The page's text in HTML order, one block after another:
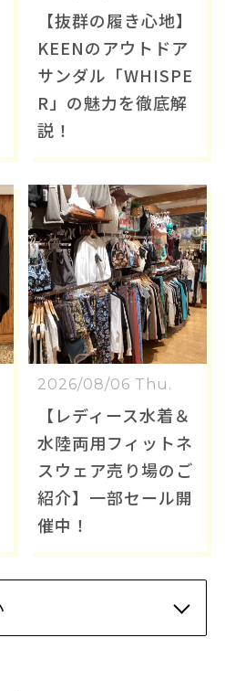
【抜群の履き心地】
KEENのアウトドア
サンダル「WHISPE
R」の魅力を徹底解
説！
2026/08/06 Thu.
【レディース水着＆
水陸両用フィットネ
スウェア売り場のご
紹介】一部セール開
催中！